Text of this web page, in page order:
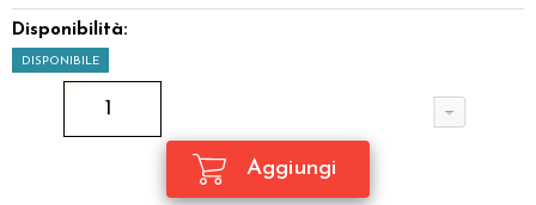
Disponibilità:
DISPONIBILE